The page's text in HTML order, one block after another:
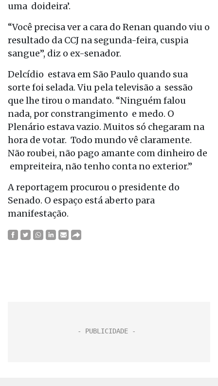
uma doideira’.
“Você precisa ver a cara do Renan quando viu o
resultado da CCJ na segunda-feira, cuspia
sangue”, diz o ex-senador.
Delcídio estava em São Paulo quando sua
sorte foi selada. Viu pela televisão a sessão
que lhe tirou o mandato. “Ninguém falou
nada, por constrangimento e medo. O
Plenário estava vazio. Muitos só chegaram na
hora de votar. Todo mundo vê claramente.
Não roubei, não pago amante com dinheiro de
empreiteira, não tenho conta no exterior.”
A reportagem procurou o presidente do
Senado. O espaço está aberto para
manifestação.